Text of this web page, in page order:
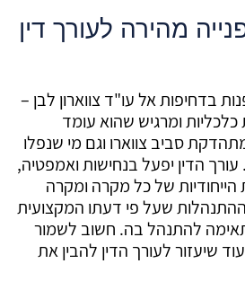
מהירה לעורך דין
בדחיפות אל עו"ד צווארון לבן –
ומרגיש שהוא עומד
סביב צווארו וגם מי שנפלו
הדין יפעל בנחישות ואמפטיה,
הייחודיות של כל מקרה ומקרה
שעל פי דעתו המקצועית
להתנהל בה. חשוב לשמור
שיעזור לעורך הדין להבין את